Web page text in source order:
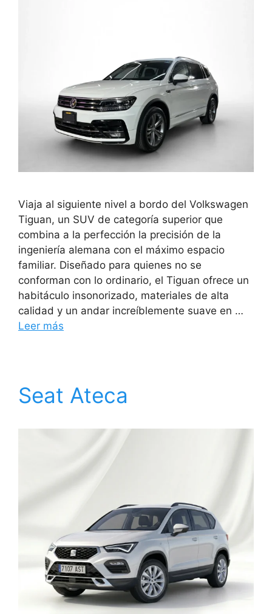
Viaja al siguiente nivel a bordo del Volkswagen
Tiguan, un SUV de categoría superior que
combina a la perfección la precisión de la
ingeniería alemana con el máximo espacio
familiar. Diseñado para quienes no se
conforman con lo ordinario, el Tiguan ofrece un
habitáculo insonorizado, materiales de alta
calidad y un andar increíblemente suave en …
Leer más
Seat Ateca